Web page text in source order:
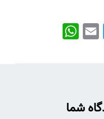
WhatsApp Email
شما